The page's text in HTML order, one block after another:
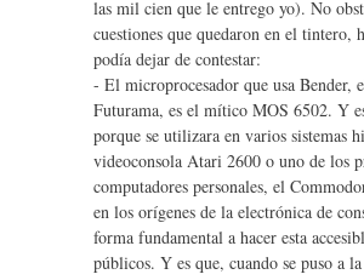
las mil cien que le entrego yo). No
cuestiones que quedaron en el tintero,
podía dejar de contestar:
- El microprocesador que usa Bender,
Futurama, es el mítico MOS 6502. Y
porque se utilizara en varios sistemas
videoconsola Atari 2600 o uno de los
computadores personales, el
en los orígenes de la electrónica de
forma fundamental a hacer esta
públicos. Y es que, cuando se puso a